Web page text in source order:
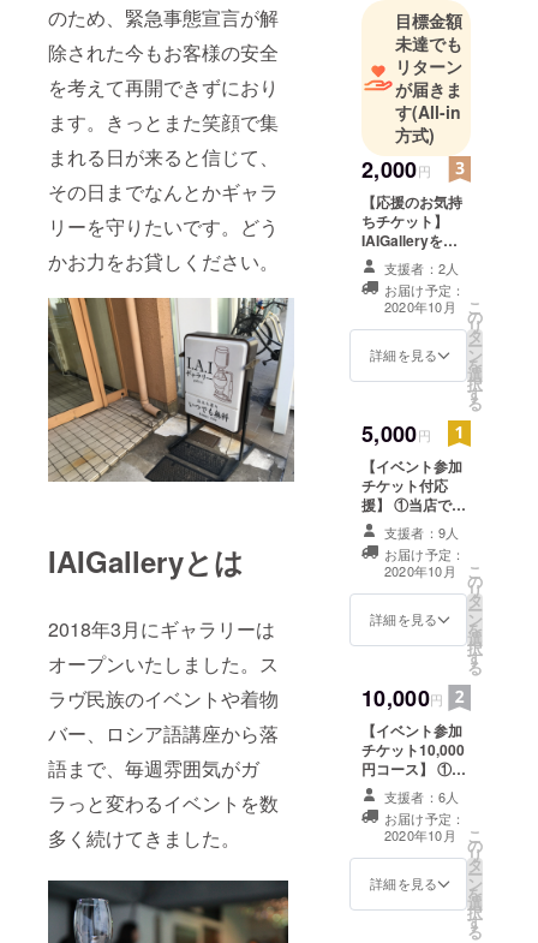
のため、緊急事態宣言が解
除された今もお客様の安全
を考えて再開できずにおり
ます。きっとまた笑顔で集
まれる日が来ると信じて、
その日までなんとかギャラ
リーを守りたいです。どう
かお力をお貸しください。
IAIGalleryとは
2018年3月にギャラリーは
オープンいたしました。ス
ラヴ民族のイベントや着物
バー、ロシア語講座から落
語まで、毎週雰囲気がガ
ラっと変わるイベントを数
多く続けてきました。
目標金額
未達でも
リターン
が届きま
す(All-in
方式)
2,000円
【応援のお気持
ちチケット】
IAIGalleryを応
援する！そのお
気持ちだけでも
頂けたら幸いで
す。 ご住所等頂
く必要もありま
せん。宜しくお
セージを送らせ
ていただきま
す。
支援者：2人
お届け予定：
2020年10月
詳細を見る
こ
の
リ
タ
ー
ン
を
選
択
す
る
5,000円
【イベント参加
チケット付応
援】 ①当店での
イベント参加1回
無料チケット ②
オーナーから御
礼のメッセージ
＊イベントにつ
いて ギャラリー
てイベントを開
催しております
（不定期） 事前
にFBやホーム
ページにて日程
をご確認をよろ
しくおねがいい
たします。 イベ
ント参加チケッ
トは2020年10月
からご使用いた
だけますが、使
支援者：9人
お届け予定：
2020年10月
詳細を見る
こ
の
リ
タ
ー
ン
を
選
択
す
る
10,000円
【イベント参加
チケット10,000
円コース】 ①当
店でのイベント
参加1回無料チ
ケット ②ロシア
直輸入ロシア
ティー ③オー
ナーから御礼の
支援者：6人
お届け予定：
2020年10月
詳細を見る
こ
の
リ
タ
ー
ン
を
選
択
す
る